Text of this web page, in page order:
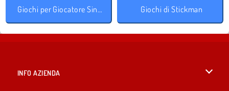
Giochi per Giocatore Singolo Giochi di Stickman
INFO AZIENDA